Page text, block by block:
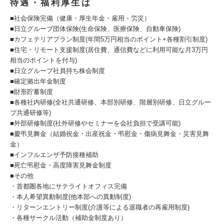
待遇・福利厚生は
■社会保険完備（健康・厚生年金・雇用・労災）
■日立グループ団体保険(生命保険、医療保険、自動車保険)
■カフェテリアプラン制度(年間5万円相当のポイント+各種割引制度)
■住宅・リモート支援制度(居住費、通信費などに利用可能な月3万円
相当のポイントを付与)
■日立グループ社員持ち株会制度
■確定拠出年金制度
■財形貯蓄制度
■各種社内研修(全社共通研修、本部別研修、階層別研修、日立グルー
プ共通研修等)
■外部研修制度(社外研修やセミナーを会社負担で受講可能)
■慶弔見舞金（結婚祝金・出産祝金・弔慰金・傷病見舞金・災害見舞
金）
■インフルエンザ予防接種補助
■死亡弔慰金・高度障害見舞金制度
■その他
・首都圏各地にサテライトオフィス完備
・本人希望異動制度(他本部への異動制度)
・リターンエントリー制度(介護等による退職者の再雇用制度)
・各種サークル活動（補助金制度あり）